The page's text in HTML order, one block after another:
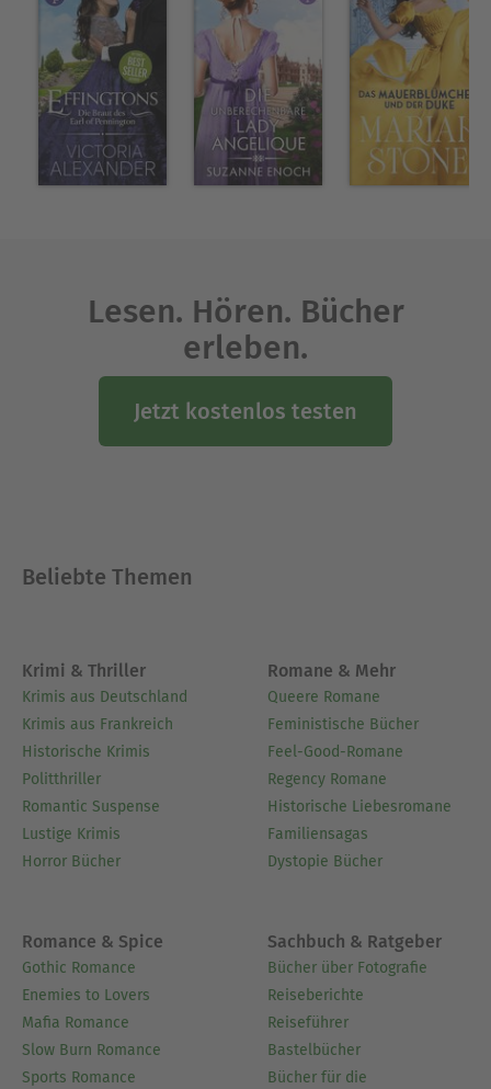
Lesen. Hören. Bücher
erleben.
Jetzt kostenlos testen
Beliebte Themen
Krimi & Thriller
Krimis aus Deutschland
Krimis aus Frankreich
Historische Krimis
Politthriller
Romantic Suspense
Lustige Krimis
Horror Bücher
Romane & Mehr
Queere Romane
Feministische Bücher
Feel-Good-Romane
Regency Romane
Historische Liebesromane
Familiensagas
Dystopie Bücher
Romance & Spice
Gothic Romance
Enemies to Lovers
Mafia Romance
Slow Burn Romance
Sports Romance
Sachbuch & Ratgeber
Bücher über Fotografie
Reiseberichte
Reiseführer
Bastelbücher
Bücher für die